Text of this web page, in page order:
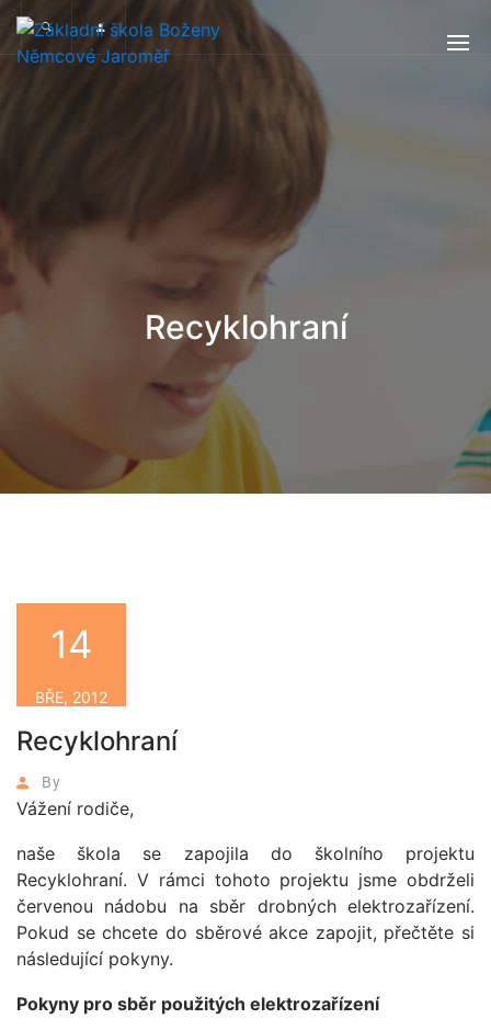
Recyklohraní
Recyklohraní
By
14
BŘE, 2012
Vážení rodiče,
naše škola se zapojila do školního projektu
Recyklohraní. V rámci tohoto projektu jsme obdrželi
červenou nádobu na sběr drobných elektrozařízení.
Pokud se chcete do sběrové akce zapojit, přečtěte si
následující pokyny.
Pokyny pro sběr použitých elektrozařízení